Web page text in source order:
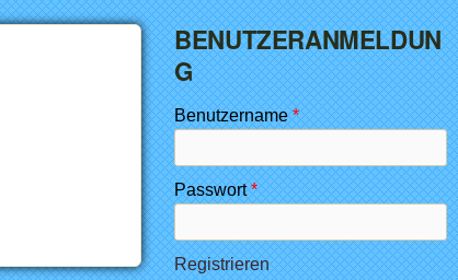
BENUTZERANMELDUN
G
Benutzername*
Passwort*
Registrieren